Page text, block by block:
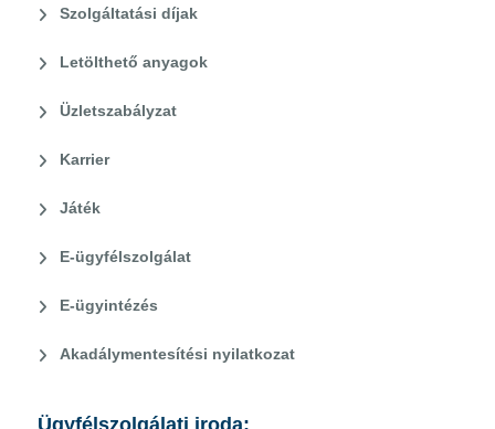
Szolgáltatási díjak
Letölthető anyagok
Üzletszabályzat
Karrier
Játék
E-ügyfélszolgálat
E-ügyintézés
Akadálymentesítési nyilatkozat